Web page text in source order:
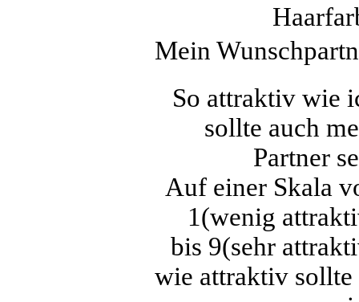
Mein
So attraktiv wie
sollte auch
Partner
Auf einer Skala
1(wenig
bis 9(sehr
wie attraktiv sollte